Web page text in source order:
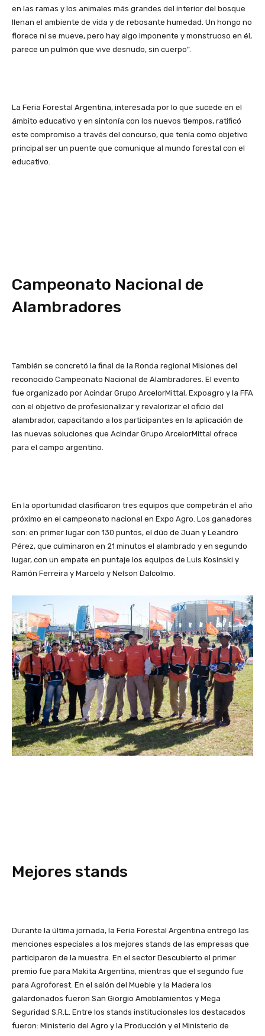
en las ramas y los animales más grandes del interior del bosque
llenan el ambiente de vida y de rebosante humedad. Un hongo no
florece ni se mueve, pero hay algo imponente y monstruoso en él,
parece un pulmón que vive desnudo, sin cuerpo”.
La Feria Forestal Argentina, interesada por lo que sucede en el
ámbito educativo y en sintonía con los nuevos tiempos, ratificó
este compromiso a través del concurso, que tenía como objetivo
principal ser un puente que comunique al mundo forestal con el
educativo.
Campeonato Nacional de
Alambradores
También se concretó la final de la Ronda regional Misiones del
reconocido Campeonato Nacional de Alambradores. El evento
fue organizado por Acindar Grupo ArcelorMittal, Expoagro y la FFA
con el objetivo de profesionalizar y revalorizar el oficio del
alambrador, capacitando a los participantes en la aplicación de
las nuevas soluciones que Acindar Grupo ArcelorMittal ofrece
para el campo argentino.
En la oportunidad clasificaron tres equipos que competirán el año
próximo en el campeonato nacional en Expo Agro. Los ganadores
son: en primer lugar con 130 puntos, el dúo de Juan y Leandro
Pérez, que culminaron en 21 minutos el alambrado y en segundo
lugar, con un empate en puntaje los equipos de Luis Kosinski y
Ramón Ferreira y Marcelo y Nelson Dalcolmo.
Mejores stands
Durante la última jornada, la Feria Forestal Argentina entregó las
menciones especiales a los mejores stands de las empresas que
participaron de la muestra. En el sector Descubierto el primer
premio fue para Makita Argentina, mientras que el segundo fue
para Agroforest. En el salón del Mueble y la Madera los
galardonados fueron San Giorgio Amoblamientos y Mega
Seguridad S.R.L. Entre los stands institucionales los destacados
fueron: Ministerio del Agro y la Producción y el Ministerio de